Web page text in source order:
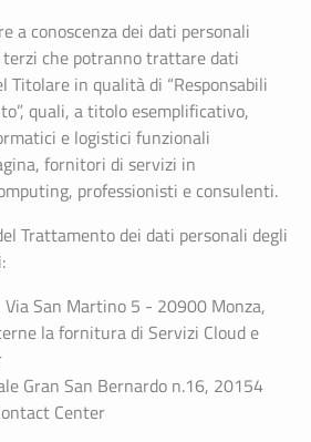
a conoscenza dei dati personali
che potranno trattare dati
Titolare in qualità di “Responsabili
quali, a titolo esemplificativo,
e logistici funzionali
fornitori di servizi in
professionisti e consulenti.
Trattamento dei dati personali degli
Via San Martino 5 - 20900 Monza,
la fornitura di Servizi Cloud e
Gran San Bernardo n.16, 20154
Center